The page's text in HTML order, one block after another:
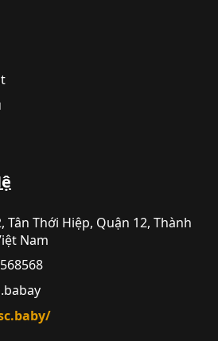
Tân Thới Hiệp, Quận 12, Thành
Nam